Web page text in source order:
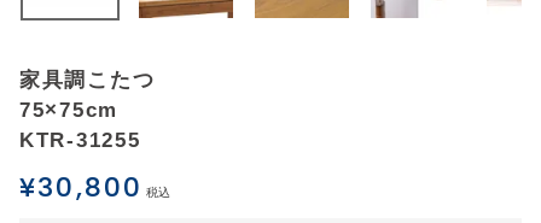
家具調こたつ
75×75cm
KTR-31255
¥30,800 税込